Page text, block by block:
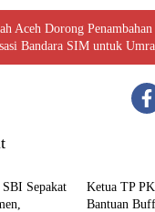
Aceh Dorong
Bandara SIM untuk
Sepakat
Ketua TP
Bantuan